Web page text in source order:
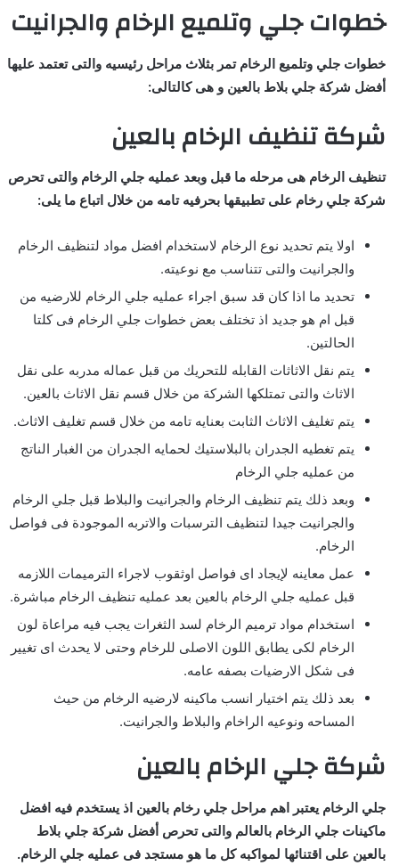
خطوات جلي وتلميع الرخام والجرانيت
خطوات جلي وتلميع الرخام تمر بثلاث مراحل رئيسيه والتى تعتمد عليها
أفضل شركة جلي بلاط بالعين و هى كالتالى:
شركة تنظيف الرخام بالعين
تنظيف الرخام هى مرحله ما قبل وبعد عمليه جلي الرخام والتى تحرص
شركة جلي رخام على تطبيقها بحرفيه تامه من خلال اتباع ما يلى:
اولا يتم تحديد نوع الرخام لاستخدام افضل مواد لتنظيف الرخام
والجرانيت والتى تتناسب مع نوعيته.
تحديد ما اذا كان قد سبق اجراء عمليه جلي الرخام للارضيه من
قبل ام هو جديد اذ تختلف بعض خطوات جلي الرخام فى كلتا
الحالتين.
يتم نقل الاثاثات القابله للتحريك من قبل عماله مدربه على نقل
الاثاث والتى تمتلكها الشركة من خلال قسم نقل الاثاث بالعين.
يتم تغليف الاثاث الثابت بعنايه تامه من خلال قسم تغليف الاثاث.
يتم تغطيه الجدران بالبلاستيك لحمايه الجدران من الغبار الناتج
من عمليه جلي الرخام
وبعد ذلك يتم تنظيف الرخام والجرانيت والبلاط قبل جلي الرخام
والجرانيت جيدا لتنظيف الترسبات والاتربه الموجودة فى فواصل
الرخام.
عمل معاينه لإيجاد اى فواصل اوثقوب لاجراء الترميمات اللازمه
قبل عمليه جلي الرخام بالعين بعد عمليه تنظيف الرخام مباشرة.
استخدام مواد ترميم الرخام لسد الثغرات يجب فيه مراعاة لون
الرخام لكى يطابق اللون الاصلى للرخام وحتى لا يحدث اى تغيير
فى شكل الارضيات بصفه عامه.
بعد ذلك يتم اختيار انسب ماكينه لارضيه الرخام من حيث
المساحه ونوعيه الراخام والبلاط والجرانيت.
شركة جلي الرخام بالعين
جلي الرخام يعتبر اهم مراحل جلي رخام بالعين اذ يستخدم فيه افضل
ماكينات جلي الرخام بالعالم والتى تحرص أفضل شركة جلي بلاط
بالعين على اقتنائها لمواكبه كل ما هو مستجد فى عمليه جلي الرخام.